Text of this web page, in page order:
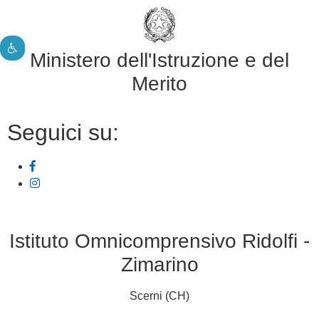
Ministero dell'Istruzione e del
Merito
Seguici su:
Istituto Omnicomprensivo Ridolfi -
Zimarino
Scerni (CH)
Apri la barra degli strumenti